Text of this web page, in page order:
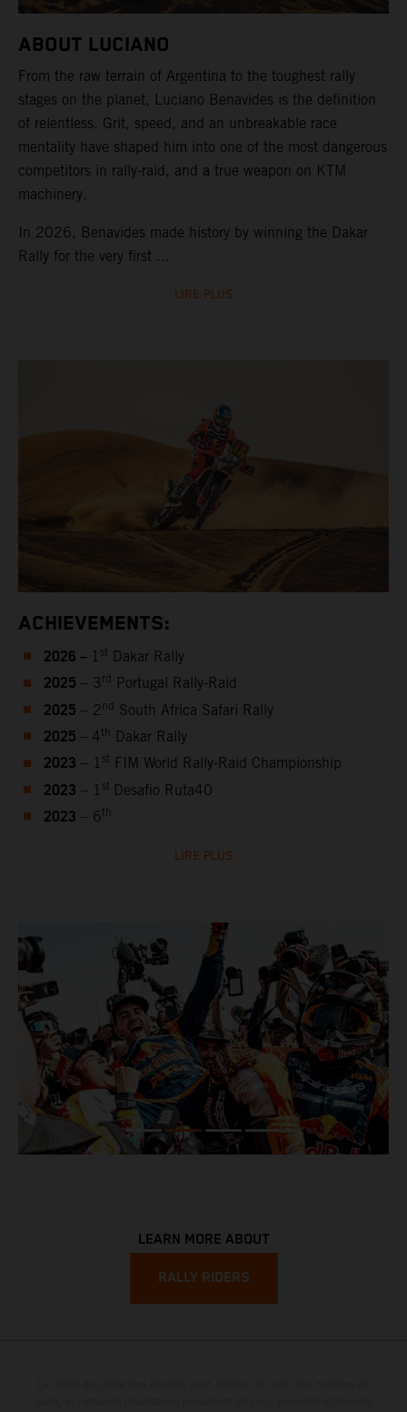
ABOUT LUCIANO
From the raw terrain of Argentina to the toughest rally
stages on the planet, Luciano Benavides is the definition
of relentless. Grit, speed, and an unbreakable race
mentality have shaped him into one of the most dangerous
competitors in rally-raid, and a true weapon on KTM
machinery.
In 2026, Benavides made history by winning the Dakar
Rally for the very first ...
LIRE PLUS
ACHIEVEMENTS:
2026 – 1 st Dakar Rally
2025 – 3 rd Portugal Rally-Raid
2025 – 2 nd South Africa Safari Rally
2025 – 4th Dakar Rally
2023 – 1 st FIM World Rally-Raid Championship
2023 – 1 st Desafio Ruta40
2023 – 6th
LIRE PLUS
LEARN MORE ABOUT
RALLY RIDERS